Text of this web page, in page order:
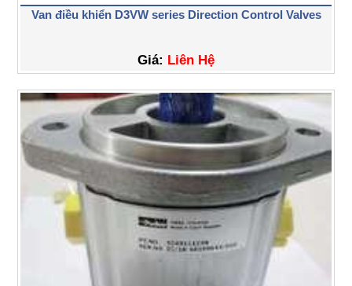
Van điều khiển D3VW series Direction Control Valves
Giá: Liên Hệ